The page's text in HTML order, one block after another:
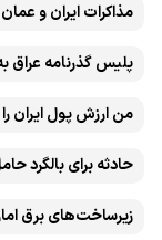
مذاکرات ایران و
پلیس گذرنامه
من ارزش پول ایران را
حادثه برای بالگرد
زیرساخت‌های برق